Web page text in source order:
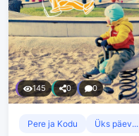
145 0 0
Pere ja Kodu Üks päev...